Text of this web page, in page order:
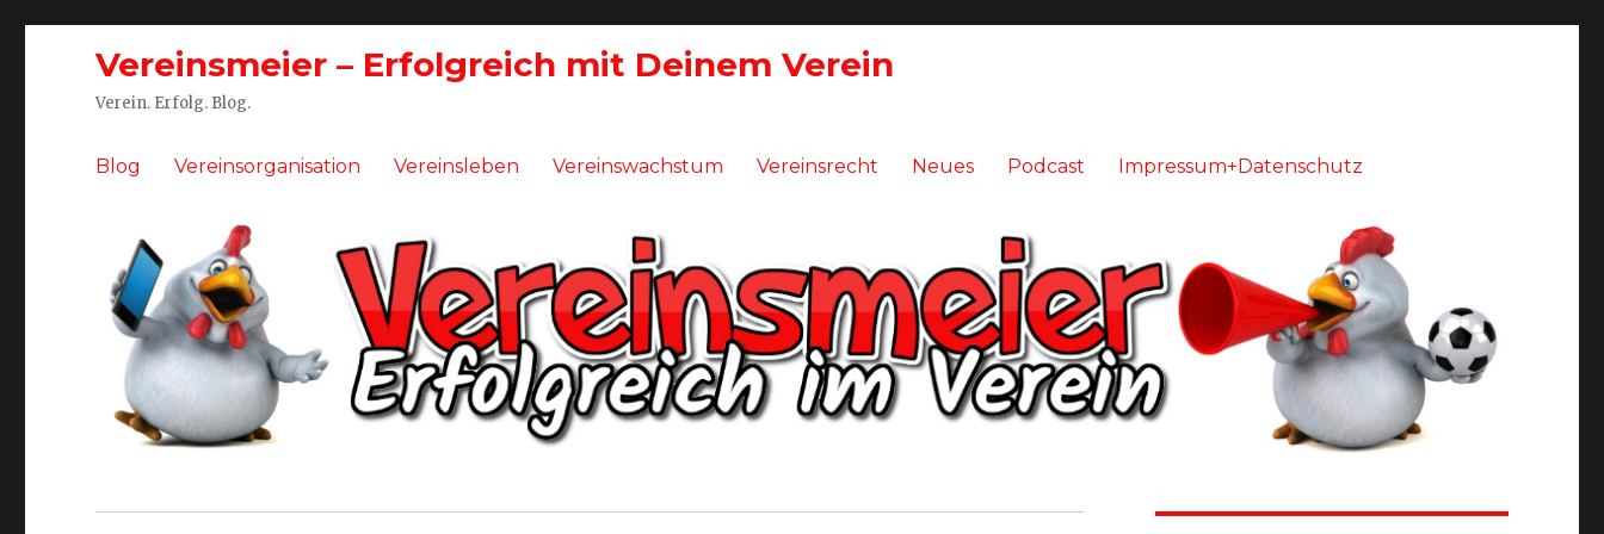
Vereinsmeier – Erfolgreich mit Deinem Verein
Verein. Erfolg. Blog.
Blog Vereinsorganisation Vereinsleben Vereinswachstum Vereinsrecht Neues Podcast Impressum+Datenschutz